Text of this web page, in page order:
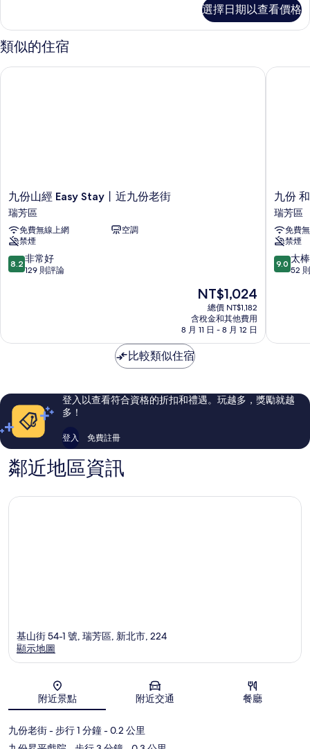
所
有
相
片
膠
囊
的
情
選擇日期以查看價格
類似的住宿
九
份
山
經
Easy
Stay
丨
瑞
九份山經 Easy Stay丨近九份老街
瑞芳區
免費無線上網
空調
禁煙
8.2
分，
常
評
論
8.2 非常好
129 則評論
現
價
格
為
NT$1,024
總價 NT$1,182
含稅金和其他費用
8 月 11 日 - 8 月 12 日
九份山經 Easy Stay丨近九份老街
九
份
和
風
小
築
Easy
瑞
九份
瑞芳區
免費
禁煙
9.0
分，
棒
評
論
9.0 太
52
九份 和
比較類似住宿
登入以查看符合資格的折扣和禮遇。玩越多，獎勵就越
多！
登入 免費註冊
鄰近地區資訊
地圖
基山街 54-1 號, 瑞芳區, 新北市, 224
顯示地圖
附近景點 附近交通 餐廳
九份老街- 步行 1 分鐘- 0.2 公里